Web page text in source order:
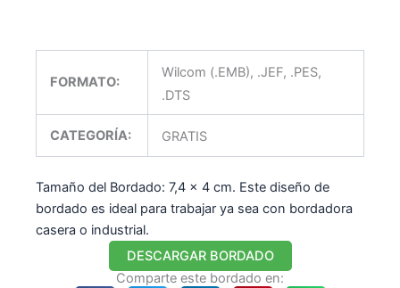
FORMATO:
Wilcom (.EMB), .JEF, .PES,
.DTS
CATEGORÍA: GRATIS
Tamaño del Bordado: 7,4 x 4 cm. Este diseño de
bordado es ideal para trabajar ya sea con bordadora
casera o industrial.
DESCARGAR BORDADO
Comparte este bordado en: